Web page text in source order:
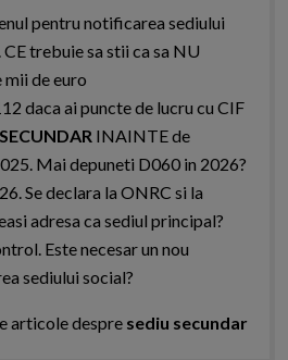
pentru notificarea sediului
trebuie sa stii ca sa NU
de euro
daca ai puncte de lucru cu CIF
INAINTE de
Mai depuneti D060 in 2026?
Se declara la ONRC si la
adresa ca sediul principal?
Este necesar un nou
sediului social?
articole despre sediu secundar